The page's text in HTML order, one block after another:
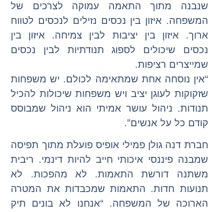
שנבנה מתוך התאמה עמוקה לצרכים של
המשפחה. איזון בין נכסים נזילים לנכסים לטווח
ארוך. איזון בין יציבות לבין צמיחה. איזון בין
נכסים שיכולים לספוג תנודתיות לבין נכסים
שמייצרים רציפות.
“אין נוסחה אחת שמתאימה לכולם. יש משפחות
שזקוקות לעוגן יציב ויש משפחות שיכולות להכיל
תנודות. ניהול עושר אמיתי הוא ניהול שמבוסס
קודם כל על אנשים”.
חברת דנה גולן פמילי אופיס פועלת מתוך תפיסה
שמבנה פיננסי איכותי חייב להיות דינמי. ריבית
משתנה דורשת התאמות. לא מהפכות. לא
תנועות חדות. התאמות שמכבדות את המטרה
הארוכה של המשפחה. “אנחנו לא בונים תיק